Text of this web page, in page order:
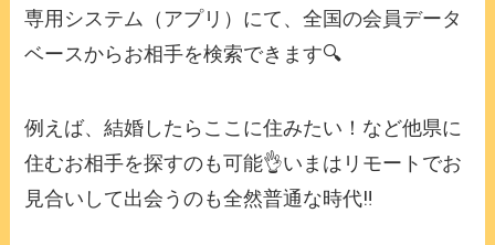
専用システム（アプリ）にて、全国の会員データ
ベースからお相手を検索できます🔍
例えば、結婚したらここに住みたい！など他県に
住むお相手を探すのも可能👌いまはリモートでお
見合いして出会うのも全然普通な時代‼️